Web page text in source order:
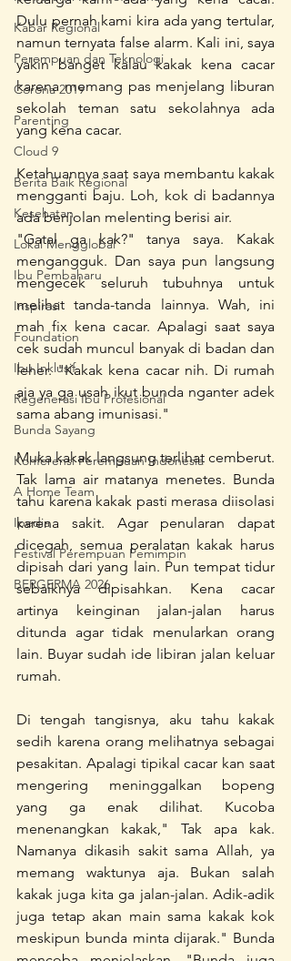
Kabar Regional
Perempuan dan Teknologi
Corona 2019
Parenting
Cloud 9
Berita Baik Regional
Kesehatan
Lokal Mengglobal
Ibu Pembaharu
Inspirasi
Foundation
Ibu Inklusif
Regenerasi Ibu Profesional
Bunda Sayang
Konferensi Perempuan Indonesia
A Home Team
Ipedia
Festival Perempuan Pemimpin
BERGERMA 2026
Dulu pernah kami kira ada yang tertular,
namun ternyata false alarm. Kali ini, saya
yakin banget kalau kakak kena cacar
karena memang pas menjelang liburan
sekolah teman satu sekolahnya ada
yang kena cacar.
Ketahuannya saat saya membantu kakak
mengganti baju. Loh, kok di badannya
ada benjolan melenting berisi air.
"Gatal ga kak?" tanya saya. Kakak
mengangguk. Dan saya pun langsung
mengecek seluruh tubuhnya untuk
melihat tanda-tanda lainnya. Wah, ini
mah fix kena cacar. Apalagi saat saya
cek sudah muncul banyak di badan dan
leher. "Kakak kena cacar nih. Di rumah
aja ya ga usah ikut bunda nganter adek
sama abang imunisasi."
Muka kakak langsung terlihat cemberut.
Tak lama air matanya menetes. Bunda
tahu karena kakak pasti merasa diisolasi
karena sakit. Agar penularan dapat
dicegah, semua peralatan kakak harus
dipisah dari yang lain. Pun tempat tidur
sebaiknya dipisahkan. Kena cacar
artinya keinginan jalan-jalan harus
ditunda agar tidak menularkan orang
lain. Buyar sudah ide libiran jalan keluar
rumah.
Di tengah tangisnya, aku tahu kakak
sedih karena orang melihatnya sebagai
pesakitan. Apalagi tipikal cacar kan saat
mengering meninggalkan bopeng
yang ga enak dilihat. Kucoba
menenangkan kakak," Tak apa kak.
Namanya dikasih sakit sama Allah, ya
memang waktunya aja. Bukan salah
kakak juga kita ga jalan-jalan. Adik-adik
juga tetap akan main sama kakak kok
meskipun bunda minta dijarak." Bunda